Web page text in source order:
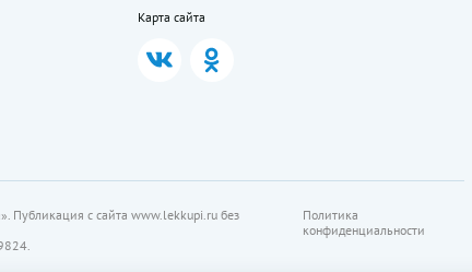
Карта сайта
Публикация с сайта www.lekkupi.ru без
Политика
конфиденциальности